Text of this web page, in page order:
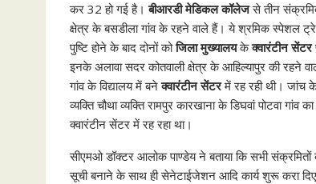
कर 32 हो गई है।बीआरडी मेडिकल कॉलेजसे तीन
क्षेत्र के बसडीला गांव के रहने वाले हैं। ये श्रमिक स्पेशल
पुष्टि होने के बाद दोनों कोजिला मुख्यालयकेक्वारंटीन सेंटर
इनके अलावा सदर कोतवाली क्षेत्र के आहिल्यापुर की रहने
गांव के विद्यालय में बनेक्वारंटीन सेंटरमें रह रही थी। जांच के
व्यक्ति चौथा व्यक्ति रामपुर कारखाना के डिघवां पोटवा
क्वारंटीन सेंटर में रह रहा था।
सीएमओ डॉक्टर आलोक पाण्डेय ने बताया कि सभी
सूची बनाने के साथ ही सेनेटाईजेशन आदि कार्य शुरू करा